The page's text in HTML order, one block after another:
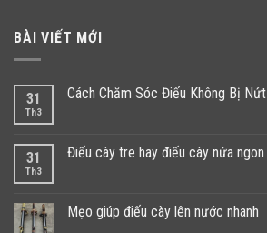
BÀI VIẾT MỚI
31
Th3
Cách Chăm Sóc Điếu Không Bị Nứt
31
Th3
Điếu cày tre hay điếu cày nứa ngon
Mẹo giúp điếu cày lên nước nhanh